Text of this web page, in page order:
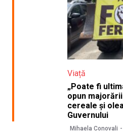
Viață
„Poate fi
opun
cereale și
Guvernului
Mihaela Conovali